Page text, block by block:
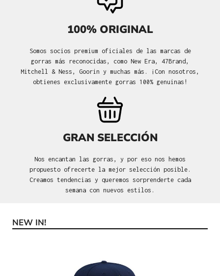
100% ORIGINAL
Somos socios premium oficiales de las marcas de
gorras más reconocidas, como New Era, 47Brand,
Mitchell & Ness, Goorin y muchas más. ¡Con nosotros,
obtienes exclusivamente gorras 100% genuinas!
GRAN SELECCIÓN
Nos encantan las gorras, y por eso nos hemos
propuesto ofrecerte la mejor selección posible.
Creamos tendencias y queremos sorprenderte cada
semana con nuevos estilos.
Omitir la galería de productos
NEW IN!